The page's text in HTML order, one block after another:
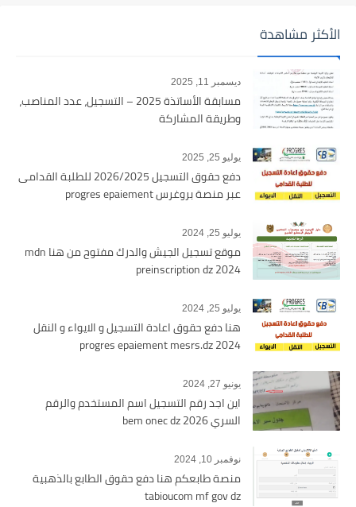
الأكثر مشاهدة
ديسمبر 11, 2025
مسابقة الأساتذة 2025 – التسجيل، عدد المناصب،
وطريقة المشاركة
يوليو 25, 2025
دفع حقوق التسجيل 2026/2025 للطلبة القدامى
عبر منصة بروغرس progres epaiement
يوليو 25, 2024
موقع تسجيل الجيش والدرك مفتوح من هنا mdn
preinscription dz 2024
يوليو 25, 2024
هنا دفع حقوق اعادة التسجيل و الايواء و النقل
2024 progres epaiement mesrs.dz
يونيو 27, 2024
اين اجد رقم التسجيل اسم المستخدم والرقم
السري bem onec dz 2026
نوفمبر 10, 2024
منصة طابعكم هنا دفع حقوق الطابع بالذهبية
tabioucom mf gov dz